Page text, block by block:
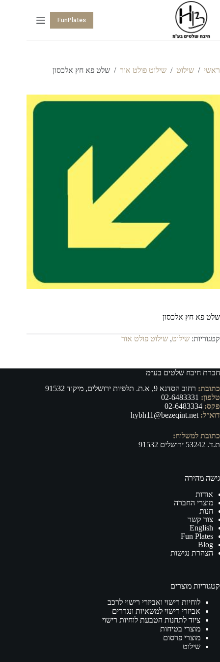
FunPlates
ראשי / שילוט / שילוט פולט אור / שלט פא חץ אלכסון
שלט פא חץ אלכסון
קטגוריות: שילוט, שילוט פולט אור
חברת חיבח שלטים בע״מ
כתובת: רחוב הסדנא 9, א.ת. תלפיות ירושלים, מיקוד 91532
טלפון: 02-6483331
פקס:
דוא״ל: hybh11@bezeqint.net
כתובת למשלוח:
ת.ד. 53242 ירושלים 91532
גישה מהירה
אודות
מוצרי החברה
חנות
צור קשר
English
Fun Plates
Blog
הצהרת נגישות
קטגוריות מוצרים
לוחיות רישוי ואביזרי רישוי לרכב
אביזרי רישוי למשאיות ונגררים
ציוד לתחנות הטבעת לוחיות רישוי
מוצרי בטיחות
מוצרי פרסום
שילוט